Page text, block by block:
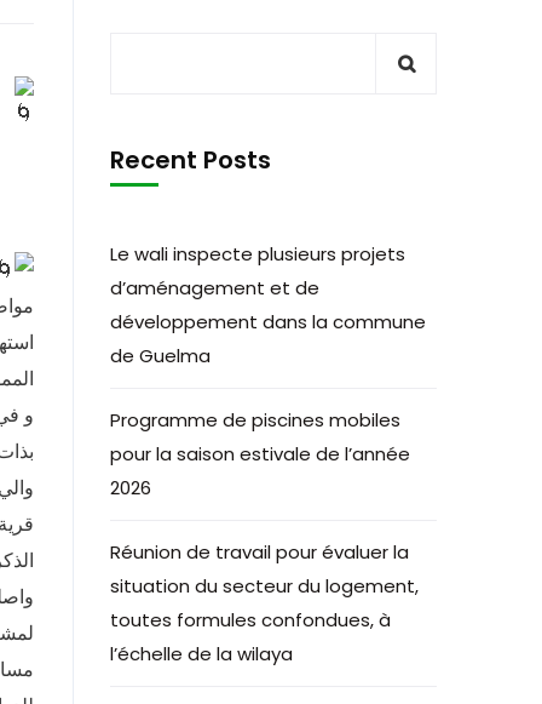
و
بذات
الذكرى 61 لعيد
Recent Posts
Le wali inspecte plusieurs projets
d’aménagement et de
développement dans la commune
de Guelma
Programme de piscines mobiles
pour la saison estivale de l’année
2026
Réunion de travail pour évaluer la
situation du secteur du logement,
toutes formules confondues, à
l’échelle de la wilaya